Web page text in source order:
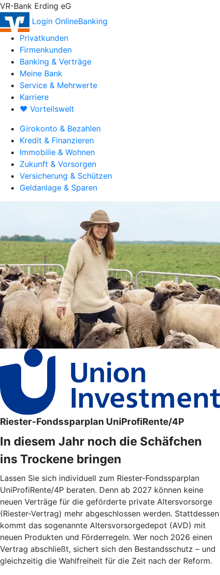
VR-Bank Erding eG
Login OnlineBanking
Privatkunden
Firmenkunden
Banking & Verträge
Meine Bank
Service & Mehrwerte
Karriere
♥ Vorteilswelt
Girokonto & Bezahlen
Kredit & Finanzieren
Immobilie & Wohnen
Zukunft & Vorsorgen
Versicherung & Schützen
Geldanlage & Sparen
Riester-Fondssparplan UniProfiRente/4P
In diesem Jahr noch die Schäfchen
ins Trockene bringen
Lassen Sie sich individuell zum Riester-Fondssparplan
UniProfiRente/4P beraten. Denn ab 2027 können keine
neuen Verträge für die geförderte private Altersvorsorge
(Riester-Vertrag) mehr abgeschlossen werden. Stattdessen
kommt das sogenannte Altersvorsorgedepot (AVD) mit
neuen Produkten und Förderregeln. Wer noch 2026 einen
Vertrag abschließt, sichert sich den Bestandsschutz – und
gleichzeitig die Wahlfreiheit für die Zeit nach der Reform.